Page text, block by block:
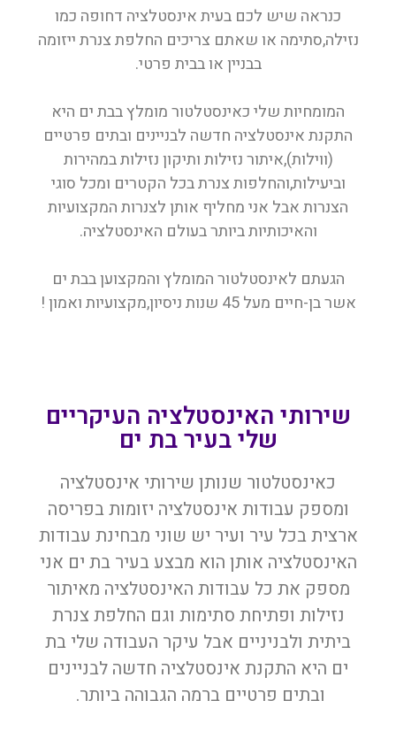
כנראה שיש לכם בעית אינסטלציה דחופה כמו
נזילה,סתימה או שאתם צריכים החלפת צנרת ייזומה
בבניין או בבית פרטי.
המומחיות שלי כאינסטלטור מומלץ בבת ים היא
התקנת אינסטלציה חדשה לבניינים ובתים פרטיים
(ווילות),איתור נזילות ותיקון נזילות במהירות
וביעילות,והחלפות צנרת בכל הקטרים ומכל סוגי
הצנרות אבל אני מחליף אותן לצנרות המקצועיות
והאיכותיות ביותר בעולם האינסטלציה.
הגעתם לאינסטלטור המומלץ והמקצוען בבת ים
אשר בן-חיים מעל 45 שנות ניסיון,מקצועיות ואמון !
שירותי האינסטלציה העיקריים
שלי בעיר בת ים
כאינסטלטור שנותן שירותי אינסטלציה
ומספק עבודות אינסטלציה יזומות בפריסה
ארצית בכל עיר ועיר יש שוני מבחינת עבודות
האינסטלציה אותן הוא מבצע בעיר בת ים אני
מספק את כל עבודות האינסטלציה מאיתור
נזילות ופתיחת סתימות וגם החלפת צנרת
ביתית ולבניניים אבל עיקר העבודה שלי בת
ים היא התקנת אינסטלציה חדשה לבניינים
ובתים פרטיים ברמה הגבוהה ביותר.